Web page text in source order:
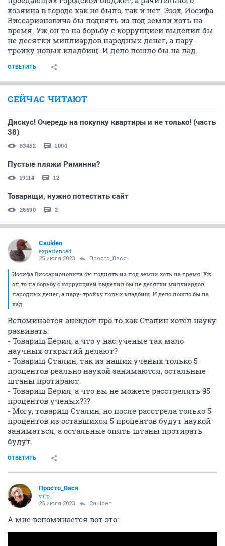
хозяина в городе как не было, так и нет. Эээх, Иосифа
Виссарионовича бы поднять из под земли хоть на
время. Уж он то на борьбу с коррупцией выделил бы
не десятки миллиардов народных денег, а пару-
тройку новых кладбищ. И дело пошло бы на лад.
ОТВЕТИТЬ
СЕЙЧАС ЧИТАЮТ
Дискус! Очередь на покупку квартиры и не только! (часть
38)
83452 1000
Пустые пляжи Риминни?
19114 12
Товарищи, нужно потестить сайт
26690 2
Caulden
experienced
25 июля 2023 Просто_Вася
Иосифа Виссарионовича бы поднять из под земли хоть на время. Уж
он то на борьбу с коррупцией выделил бы не десятки миллиардов
народных денег, а пару- тройку новых кладбищ. И дело пошло бы на
лад.
Вспоминается анекдот про то как Сталин хотел науку
развивать:
- Товарищ Берия, а что у нас ученые так мало
научных открытий делают?
- Товарищ Сталин, так из наших ученых только 5
процентов реально наукой занимаются, остальные
штаны протирают.
- Товарищ Берия, а что вы не можете расстрелять 95
процентов ученых???
- Могу, товарищ Сталин, но после расстрела только 5
процентов из оставшихся 5 процентов будут наукой
заниматься, а остальные опять штаны протирать
будут.
ОТВЕТИТЬ
Просто_Вася
v.i.p.
25 июля 2023 Caulden
А мне вспоминается вот это: